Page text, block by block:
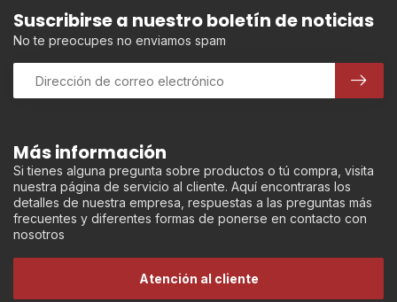
Más información
Si tienes alguna pregunta sobre productos o tú compra, visita
nuestra página de servicio al cliente. Aquí encontraras los
detalles de nuestra empresa, respuestas a las preguntas más
frecuentes y diferentes formas de ponerse en contacto con
nosotros
Atención al cliente
Suscribirse a nuestro boletín de noticias
No te preocupes no enviamos spam